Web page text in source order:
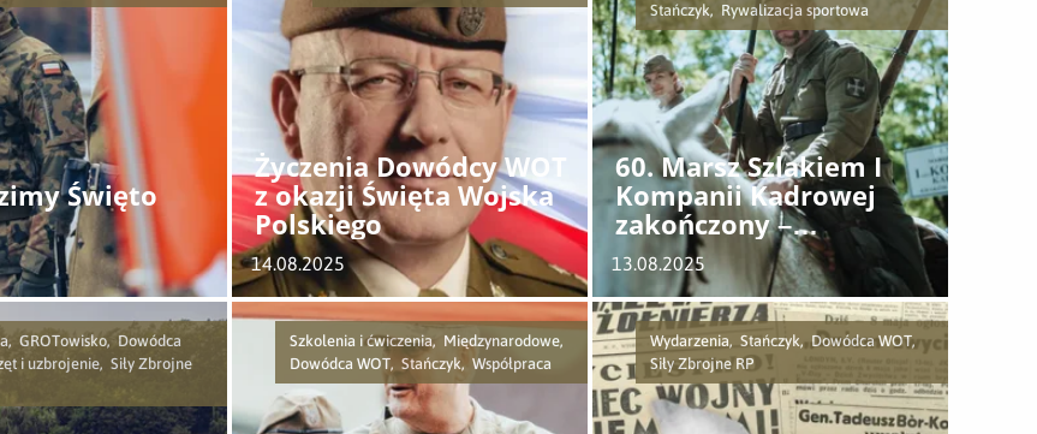
Święto
Życzenia Dowódcy WOT
z okazji Święta Wojska
Polskiego
14.08.2025
Stańczyk, Rywalizacja sportowa
60. Marsz Szlakiem I
Kompanii Kadrowej
zakończony –
Terytorialsi z
sukcesami w Kielcach
13.08.2025
GROTowisko, Dowódca
i uzbrojenie, Siły Zbrojne
Szkolenia i ćwiczenia, Międzynarodowe,
Dowódca WOT, Stańczyk, Współpraca
Wydarzenia, Stańczyk, Dowódca WOT,
Siły Zbrojne RP